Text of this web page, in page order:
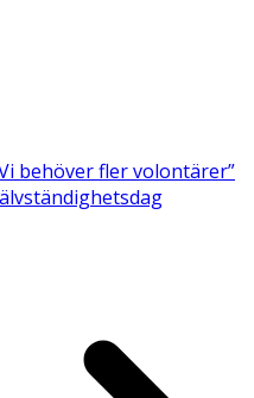
behöver fler volontärer”